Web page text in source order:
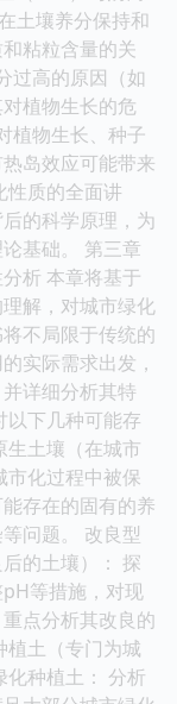
土壤养分保持和
粘粒含量的关
过高的原因（如
植物生长的危
植物生长、种子
岛效应可能带来
性质的全面讲
的科学原理，为
基础。 第三章
析 本章将基于
解，对城市绿化
不局限于传统的
实际需求出发，
详细分析其特
以下几种可能存
生土壤（在城市
市化过程中被保
存在的固有的养
问题。 改良型
的土壤）： 探
等措施，对现
点分析其改良的
植土（专门为城
种植土： 分析